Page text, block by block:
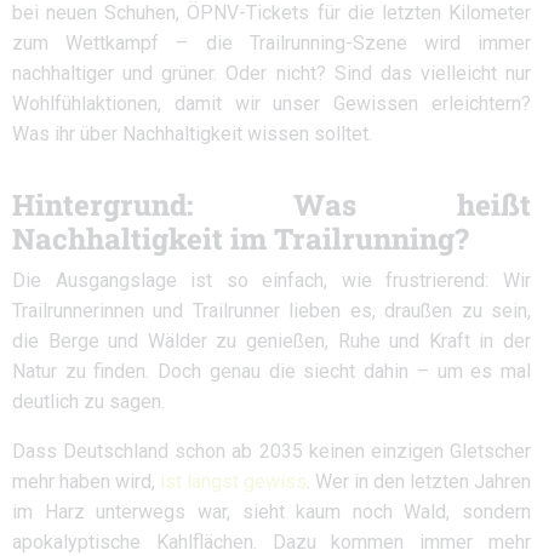
bei neuen Schuhen, ÖPNV-Tickets für die letzten Kilometer
zum Wettkampf – die Trailrunning-Szene wird immer
nachhaltiger und grüner. Oder nicht? Sind das vielleicht nur
Wohlfühlaktionen, damit wir unser Gewissen erleichtern?
Was ihr über Nachhaltigkeit wissen solltet.
Hintergrund: Was heißt
Nachhaltigkeit im Trailrunning?
Die Ausgangslage ist so einfach, wie frustrierend: Wir
Trailrunnerinnen und Trailrunner lieben es, draußen zu sein,
die Berge und Wälder zu genießen, Ruhe und Kraft in der
Natur zu finden. Doch genau die siecht dahin – um es mal
deutlich zu sagen.
Dass Deutschland schon ab 2035 keinen einzigen Gletscher
mehr haben wird, ist längst gewiss. Wer in den letzten Jahren
im Harz unterwegs war, sieht kaum noch Wald, sondern
apokalyptische Kahlflächen. Dazu kommen immer mehr